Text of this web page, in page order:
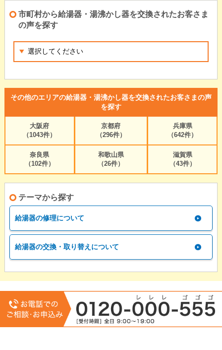
市町村から給湯器・湯沸かし器を交換されたお客さま
の声を探す
その他のエリアの給湯器・湯沸かし器を交換されたお客さまの声
を探す
大阪府
（1043件）
京都府
（296件）
兵庫県
（642件）
奈良県
（102件）
和歌山県
（26件）
滋賀県
（43件）
テーマから探す
給湯器の修理について
給湯器の交換・取り替えについて